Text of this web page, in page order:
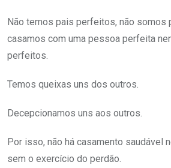
Não temos pais perfeitos, não somos
casamos com uma pessoa perfeita
perfeitos.
Temos queixas uns dos outros.
Decepcionamos uns aos outros.
Por isso, não há casamento saudável
sem o exercício do perdão.